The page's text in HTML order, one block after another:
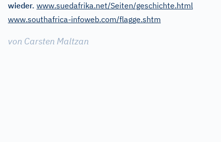
wieder. www.suedafrika.net/Seiten/geschichte.html
www.southafrica-infoweb.com/flagge.shtm
von Carsten Maltzan